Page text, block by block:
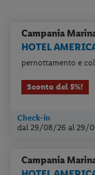
Campania
HOTEL
pernottamento e
Sconto del 5%!
Check-in
dal 29/08/26al 29/
Campania